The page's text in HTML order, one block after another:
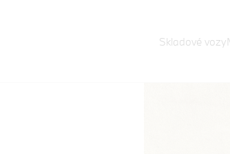
Skladové vozy